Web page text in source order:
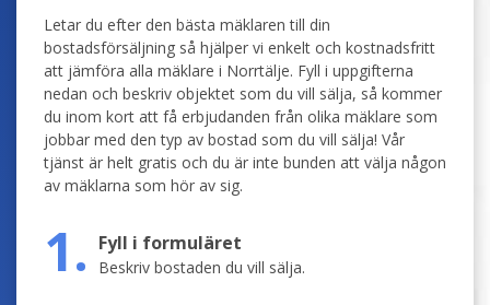
Letar du efter den bästa mäklaren till din
bostadsförsäljning så hjälper vi enkelt och kostnadsfritt
att jämföra alla mäklare i Norrtälje. Fyll i uppgifterna
nedan och beskriv objektet som du vill sälja, så kommer
du inom kort att få erbjudanden från olika mäklare som
jobbar med den typ av bostad som du vill sälja! Vår
tjänst är helt gratis och du är inte bunden att välja någon
av mäklarna som hör av sig.
1. Fyll i formuläret
Beskriv bostaden du vill sälja.